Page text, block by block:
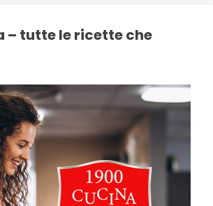
– tutte le ricette che